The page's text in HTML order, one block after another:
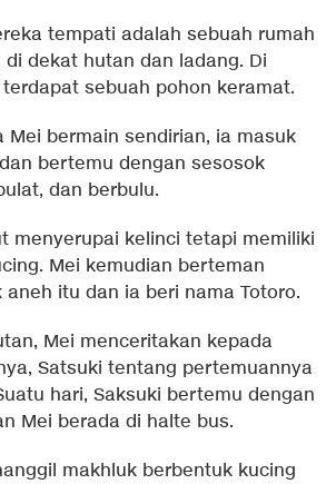
tempati adalah sebuah rumah
dekat hutan dan ladang. Di
sebuah pohon keramat.
Mei bermain sendirian, ia masuk
bertemu dengan sesosok
dan berbulu.
menyerupai kelinci tetapi memiliki
Mei kemudian berteman
itu dan ia beri nama Totoro.
Mei menceritakan kepada
Satsuki tentang pertemuannya
hari, Saksuki bertemu dengan
Mei berada di halte bus.
makhluk berbentuk kucing